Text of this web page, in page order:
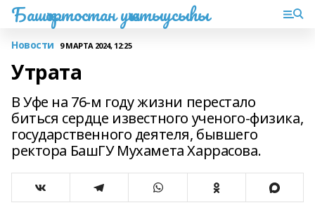
Башҡортостан уҡытыусыһы
Новости 9 МАРТА 2024, 12:25
Утрата
В Уфе на 76-м году жизни перестало
биться сердце известного ученого-физика,
государственного деятеля, бывшего
ректора БашГУ Мухамета Харрасова.